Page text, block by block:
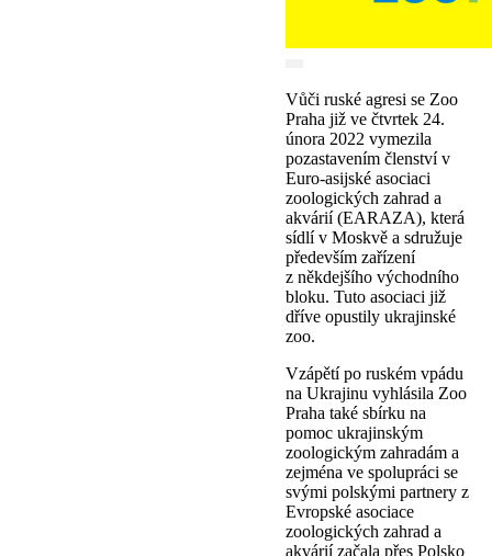
Vůči ruské agresi se Zoo
Praha již ve čtvrtek 24.
února 2022 vymezila
pozastavením členství v
Euro-asijské asociaci
zoologických zahrad a
akvárií (EARAZA), která
sídlí v Moskvě a sdružuje
především zařízení
z někdejšího východního
bloku. Tuto asociaci již
dříve opustily ukrajinské
zoo.
Vzápětí po ruském vpádu
na Ukrajinu vyhlásila Zoo
Praha také sbírku na
pomoc ukrajinským
zoologickým zahradám a
zejména ve spolupráci se
svými polskými partnery z
Evropské asociace
zoologických zahrad a
akvárií začala přes Polsko